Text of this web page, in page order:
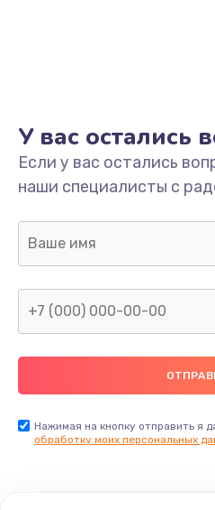
Замена/Pемонт
1300
Ремонт
400
У вас остались
Если у вас остались
наши специалисты с
Нажимая на кнопку отправить я
обработку моих персональных